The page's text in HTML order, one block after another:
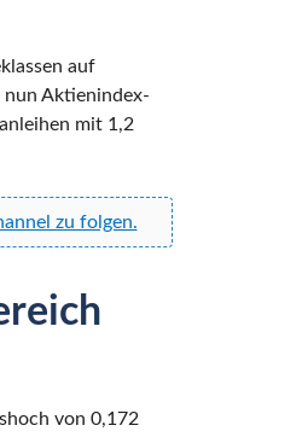
auf
nun Aktienindex-
mit 1,2
zu folgen.
von 0,172